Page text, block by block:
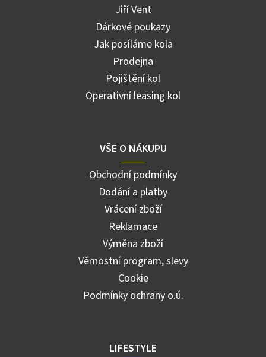
Jiří Vent
Dárkové poukazy
Jak posíláme kola
Prodejna
Pojištění kol
Operativní leasing kol
VŠE O NÁKUPU
Obchodní podmínky
Dodání a platby
Vrácení zboží
Reklamace
Výměna zboží
Věrnostní program, slevy
Cookie
Podmínky ochrany o.ú.
LIFESTYLE